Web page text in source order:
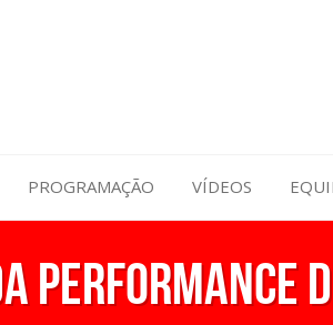
PROGRAMAÇÃO VÍDEOS
performance